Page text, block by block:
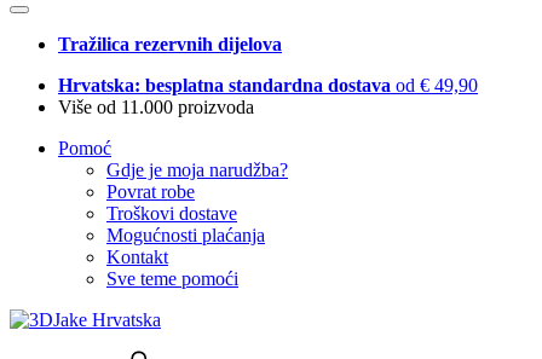
Tražilica rezervnih dijelova
Hrvatska: besplatna standardna dostava od € 49,90
Više od 11.000 proizvoda
Pomoć
Gdje je moja narudžba?
Povrat robe
Troškovi dostave
Mogućnosti plaćanja
Kontakt
Sve teme pomoći